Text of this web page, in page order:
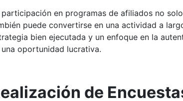
participación en programas de afiliados no
puede convertirse en una actividad a
bien ejecutada y un enfoque en la
una oportunidad lucrativa.
de